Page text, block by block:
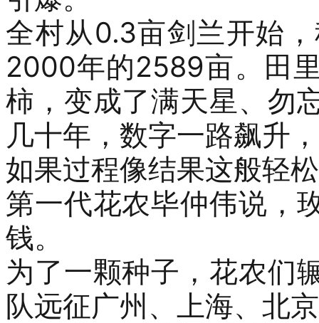
全村从0.3亩剑兰开始
2000年的2589亩。田
柿，变成了满天星、勿
几十年，数字一路飙升
如果过程像结果这般轻
第一代花农毕仲伟说，
钱。
为了一颗种子，花农们
队远征广州、上海、北